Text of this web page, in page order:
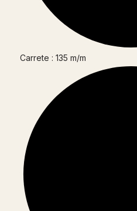
Carrete : 135 m/m